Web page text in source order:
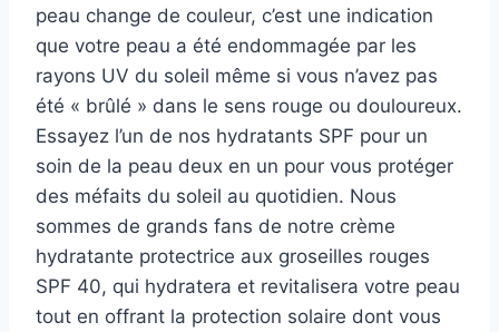
peau change de couleur, c’est une indication
que votre peau a été endommagée par les
rayons UV du soleil même si vous n’avez pas
été « brûlé » dans le sens rouge ou douloureux.
Essayez l’un de nos hydratants SPF pour un
soin de la peau deux en un pour vous protéger
des méfaits du soleil au quotidien. Nous
sommes de grands fans de notre crème
hydratante protectrice aux groseilles rouges
SPF 40, qui hydratera et revitalisera votre peau
tout en offrant la protection solaire dont vous